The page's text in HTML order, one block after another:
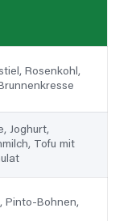
Rosenkohl,
Joghurt,
Tofu mit
Pinto-Bohnen,